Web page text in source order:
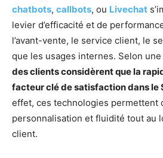
chatbots, callbots, ou Livechat
levier d’efficacité et de
l’avant-vente, le service client, le
que les usages internes. Selon une
des clients considèrent que la
facteur clé de satisfaction dans le
effet, ces technologies permettent
personnalisation et fluidité tout au
client.